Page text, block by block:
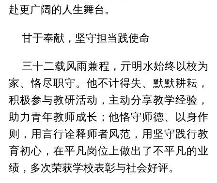
赴更广阔的人生舞台。
甘于奉献，坚守担当践使命
三十二载风雨兼程，亓明水始终以校为
家、恪尽职守。他不计得失、默默耕耘，
积极参与教研活动，主动分享教学经验，
助力青年教师成长；他恪守师德、以身作
则，用言行诠释师者风范，用坚守践行教
育初心，在平凡岗位上做出了不平凡的业
绩，多次荣获学校表彰与社会好评。